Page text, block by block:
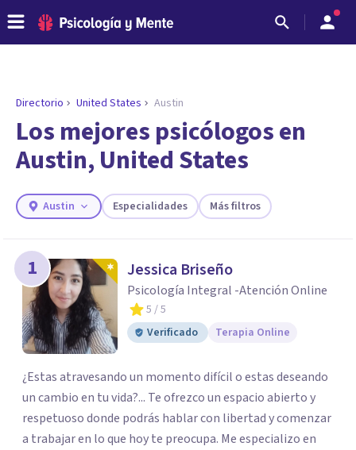
ENCONTRAR MI TERAPEUTA
¿Necesitas ayuda para encontrar el
psicólogo adecuado?
Responde a unas breves preguntas y te ofreceremos
necesidades.
Responder cuestionario
Directorio United States Austin
Los mejores psicólogos en
Austin, United States
Austin Especialidades Más filtros
1 Jessica Briseño
Psicología Integral -Atención Online
5 / 5
Verificado
Terapia Online
¿Estas atravesando un momento difícil o estas deseando
un cambio en tu vida?... Te ofrezco un espacio abierto y
respetuoso donde podrás hablar con libertad y comenzar
a trabajar en lo que hoy te preocupa. Me especializo en